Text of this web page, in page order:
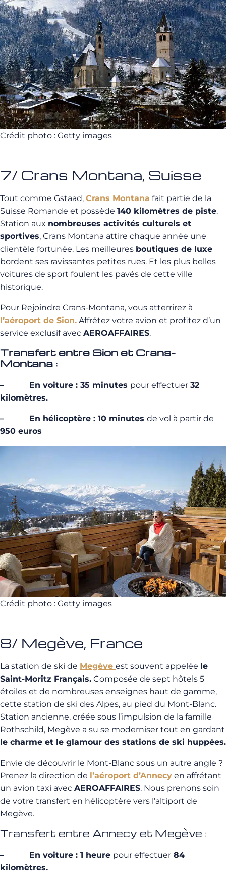
Crédit photo : Getty images
7/ Crans Montana, Suisse
Tout comme Gstaad, Crans Montana fait partie de la
Suisse Romande et possède 140 kilomètres de piste.
Station aux nombreuses activités culturels et
sportives, Crans Montana attire chaque année une
clientèle fortunée. Les meilleures boutiques de luxe
bordent ses ravissantes petites rues. Et les plus belles
voitures de sport foulent les pavés de cette ville
historique.
Pour Rejoindre Crans-Montana, vous atterrirez à
l’aéroport de Sion. Affrétez votre avion et profitez d’un
service exclusif avec AEROAFFAIRES.
Transfert entre Sion et Crans-
Montana :
– En voiture : 35 minutes pour effectuer 32
kilomètres.
– En hélicoptère : 10 minutes de vol à partir de
950 euros
Crédit photo : Getty images
8/ Megève, France
La station de ski de Megève est souvent appelée le
Saint-Moritz Français. Composée de sept hôtels 5
étoiles et de nombreuses enseignes haut de gamme,
cette station de ski des Alpes, au pied du Mont-Blanc.
Station ancienne, créée sous l’impulsion de la famille
Rothschild, Megève a su se moderniser tout en gardant
le charme et le glamour des stations de ski huppées.
Envie de découvrir le Mont-Blanc sous un autre angle ?
Prenez la direction de l’aéroport d’Annecy en affrétant
un avion taxi avec AEROAFFAIRES. Nous prenons soin
de votre transfert en hélicoptère vers l’altiport de
Megève.
Transfert entre Annecy et Megève :
– En voiture : 1 heure pour effectuer 84
kilomètres.